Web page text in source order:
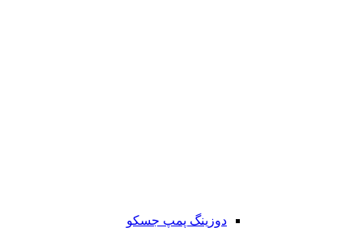
دوزینگ پمپ جسکو